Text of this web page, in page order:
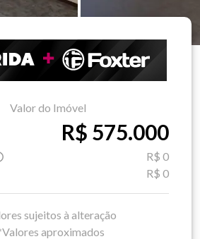
Valor do Imóvel
R$ 575.000
R$ 0
R$ 0
sujeitos à alteração
aproximados